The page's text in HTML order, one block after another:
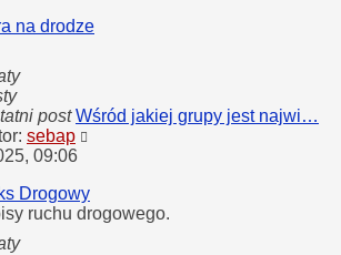
na drodze
post Wśród jakiej grupy jest najwi…
sebap
09:06
Drogowy
ruchu drogowego.